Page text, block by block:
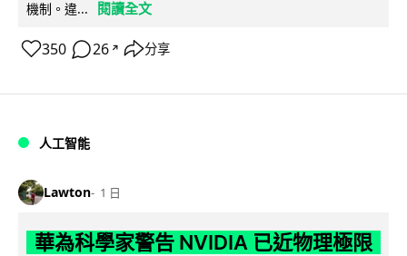
機制。違...
閱讀全文
350 26 ↗ 分享
人工智能
Lawton 1 日
華為科學家警告 NVIDIA 已近物理極限